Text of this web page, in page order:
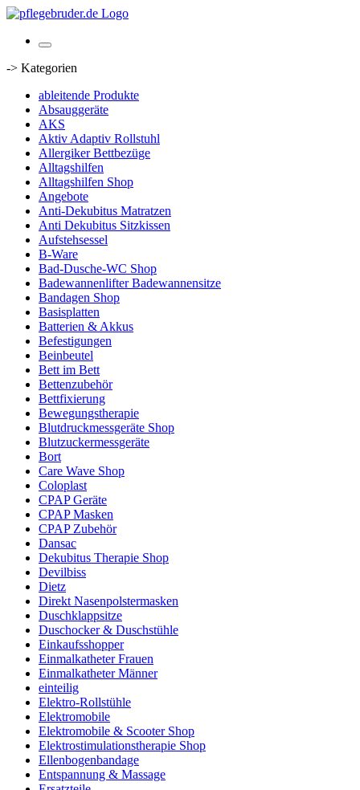
-> Kategorien
ableitende Produkte
Absauggeräte
AKS
Aktiv Adaptiv Rollstuhl
Allergiker Bettbezüge
Alltagshilfen
Alltagshilfen Shop
Angebote
Anti-Dekubitus Matratzen
Anti Dekubitus Sitzkissen
Aufstehsessel
B-Ware
Bad-Dusche-WC Shop
Badewannenlifter Badewannensitze
Bandagen Shop
Basisplatten
Batterien & Akkus
Befestigungen
Beinbeutel
Bett im Bett
Bettenzubehör
Bettfixierung
Bewegungstherapie
Blutdruckmessgeräte Shop
Blutzuckermessgeräte
Bort
Care Wave Shop
Coloplast
CPAP Geräte
CPAP Masken
CPAP Zubehör
Dansac
Dekubitus Therapie Shop
Devilbiss
Dietz
Direkt Nasenpolstermasken
Duschklappsitze
Duschocker & Duschstühle
Einkaufsshopper
Einmalkatheter Frauen
Einmalkatheter Männer
einteilig
Elektro-Rollstühle
Elektromobile
Elektromobile & Scooter Shop
Elektrostimulationstherapie Shop
Ellenbogenbandage
Entspannung & Massage